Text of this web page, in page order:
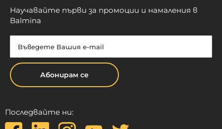
Научавайте първи за промоции и намаления в
Balmina
Абонирам се
Последвайте ни: